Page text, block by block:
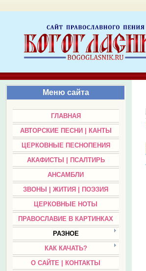
Меню сайта
ГЛАВНАЯ
АВТОРСКИЕ ПЕСНИ | КАНТЫ
ЦЕРКОВНЫЕ ПЕСНОПЕНИЯ
АКАФИСТЫ | ПСАЛТИРЬ
АНСАМБЛИ
ЗВОНЫ | ЖИТИЯ | ПОЭЗИЯ
ЦЕРКОВНЫЕ НОТЫ
ПРАВОСЛАВИЕ В КАРТИНКАХ
РАЗНОЕ
КАК КАЧАТЬ?
О САЙТЕ | КОНТАКТЫ